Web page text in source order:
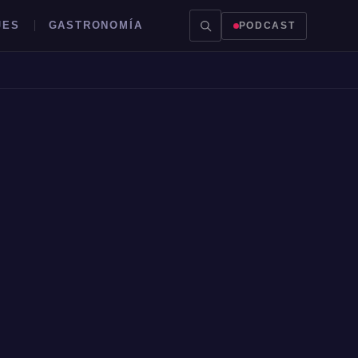
GASTRONOMÍA PODCAST